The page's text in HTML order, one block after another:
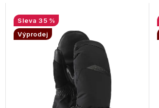
35 %
Výprodej